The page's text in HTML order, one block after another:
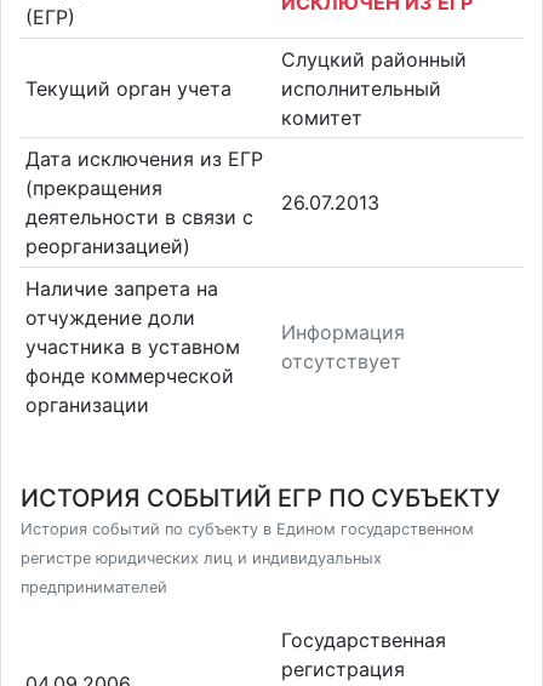
(ЕГР)
Текущий орган учета
Слуцкий районный
исполнительный
комитет
Дата исключения из ЕГР
(прекращения
деятельности в связи с
реорганизацией)
26.07.2013
Наличие запрета на
отчуждение доли
участника в уставном
фонде коммерческой
организации
Информация
отсутствует
ИСТОРИЯ СОБЫТИЙ ЕГР ПО СУБЪЕКТУ
История событий по субъекту в Едином государственном
регистре юридических лиц и индивидуальных
предпринимателей
Государственная
регистрация